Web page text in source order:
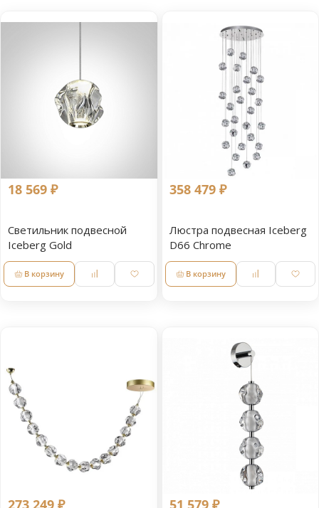
18 569 ₽
Светильник подвесной
Iceberg Gold
В корзину
358 479 ₽
Люстра подвесная Iceberg
D66 Chrome
В корзину